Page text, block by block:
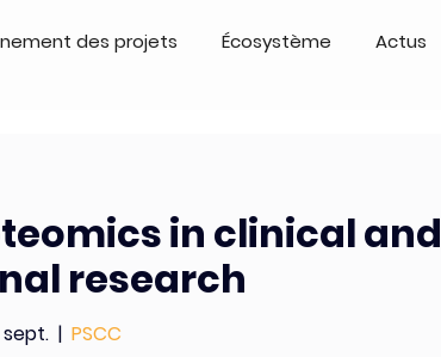
des projets Écosystème Actus
in clinical and
research
  |
PSCC